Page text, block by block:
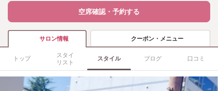
空席確認・予約する
サロン情報 クーポン・メニュー
トップ
スタイ
リスト
スタイル ブログ 口コミ